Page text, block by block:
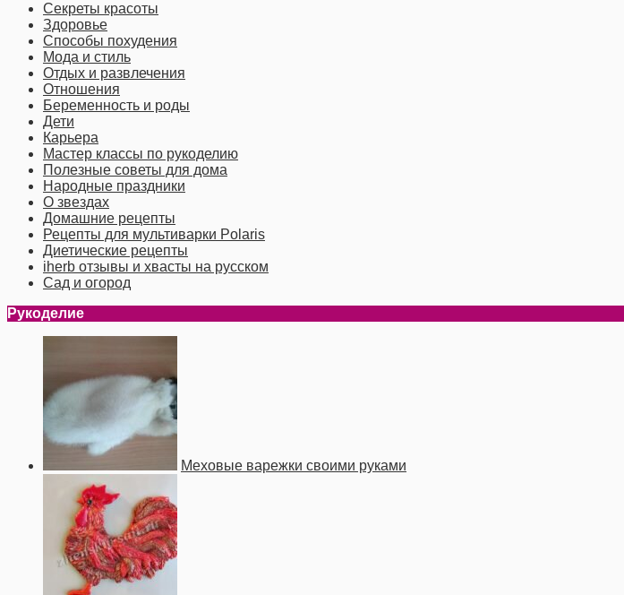
Секреты красоты
Здоровье
Способы похудения
Мода и стиль
Отдых и развлечения
Отношения
Беременность и роды
Дети
Карьера
Мастер классы по рукоделию
Полезные советы для дома
Народные праздники
О звездах
Домашние рецепты
Рецепты для мультиварки Polaris
Диетические рецепты
iherb отзывы и хвасты на русском
Сад и огород
Рукоделие
Меховые варежки своими руками